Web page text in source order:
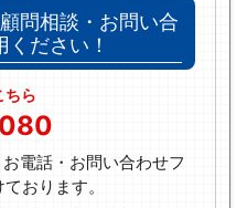
問相談・お問い合
ださい！
ちら
電話・お問い合わせフ
おります。